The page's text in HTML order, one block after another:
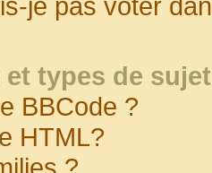
et types de
BBCode ?
HTML?